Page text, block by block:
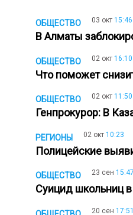
ОБЩЕСТВО 03 окт 15:46
В Алматы
ОБЩЕСТВО 02 окт 16:10
Что поможет
ОБЩЕСТВО 02 окт 11:50
Генпрокурор: В
РЕГИОНЫ 02 окт 10:23
Полицейские
ОБЩЕСТВО 23 сен 15:47
Суицид школьниц
20 сен 17:51